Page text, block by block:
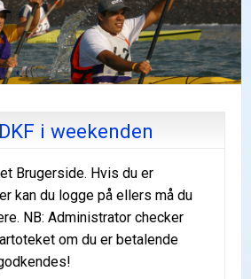
i weekenden
Brugerside. Hvis du er
kan du logge på ellers må du
NB: Administrator checker
om du er betalende